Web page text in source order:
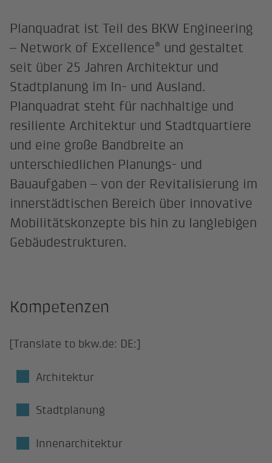
Planquadrat ist Teil des BKW Engineering
– Network of Excellence® und gestaltet
seit über 25 Jahren Architektur und
Stadtplanung im In- und Ausland.
Planquadrat steht für nachhaltige und
resiliente Architektur und Stadtquartiere
und eine große Bandbreite an
unterschiedlichen Planungs- und
Bauaufgaben – von der Revitalisierung im
innerstädtischen Bereich über innovative
Mobilitätskonzepte bis hin zu langlebigen
Gebäudestrukturen.
Kompetenzen
[Translate to bkw.de: DE:]
Architektur
Stadtplanung
Innenarchitektur